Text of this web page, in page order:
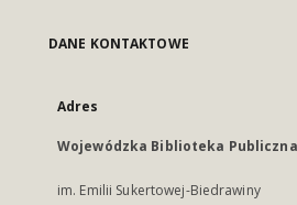
DANE KONTAKTOWE
Adres
Wojewódzka Biblioteka Publiczna
im. Emilii Sukertowej-Biedrawiny